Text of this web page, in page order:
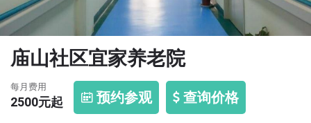
庙山社区宜家养老院
每月费用
2500元起 预约参观 查询价格